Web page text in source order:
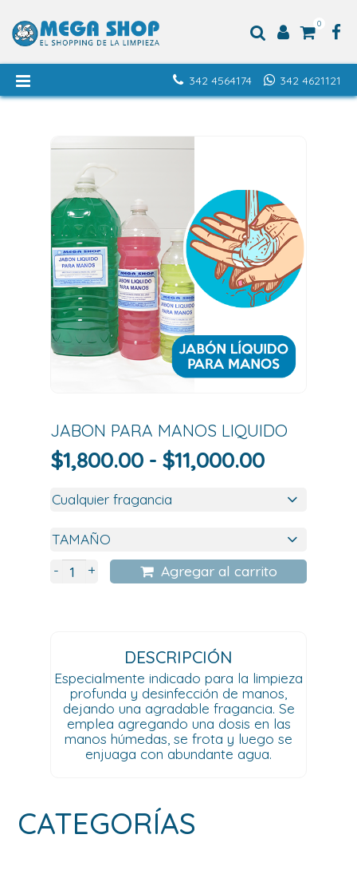
0
342 4621121
342 4564174
JABON PARA MANOS LIQUIDO
$1,800.00 - $11,000.00Rango
precios:
desde
$1,800.00
hasta
- + Agregar al carrito
DESCRIPCIÓN
Especialmente indicado para la limpieza
profunda y desinfección de manos,
dejando una agradable fragancia. Se
emplea agregando una dosis en las
manos húmedas, se frota y luego se
enjuaga con abundante agua.
CATEGORÍAS